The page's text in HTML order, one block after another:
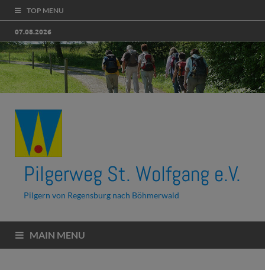
TOP MENU
07.08.2026
Pilgerweg St. Wolfgang e.V.
Pilgern von Regensburg nach Böhmerwald
MAIN MENU